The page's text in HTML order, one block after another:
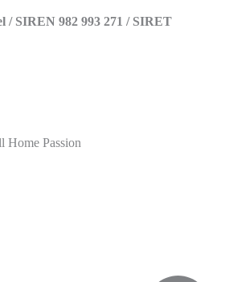
/ SIREN 982 993 271 / SIRET
Home Passion